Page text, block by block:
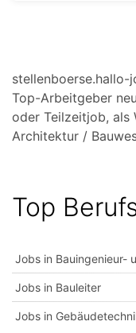
stellenboerse.hallo-
Top-Arbeitgeber
oder Teilzeitjob, als
Architektur /
Top
Jobs in Bauingenieur-
Jobs in Bauleiter
Jobs in